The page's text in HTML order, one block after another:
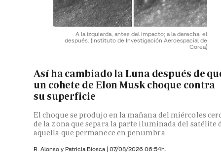
A la izquierda, antes del impacto; a la derecha, el
después. (Instituto de Investigación Aeroespacial de
Corea)
Así ha cambiado la Luna después de
un cohete de Elon Musk choque contra
su superficie
El choque se produjo en la mañana del miércoles
de la zona que separa la parte iluminada del satélite
aquella que permanece en penumbra
R. Alonso y Patricia Biosca | 07/08/2026 06:54h.